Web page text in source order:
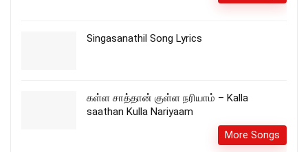
Singasanathil Song Lyrics
கள்ள சாத்தான் குள்ள நரியாம் – Kalla
saathan Kulla Nariyaam
More Songs